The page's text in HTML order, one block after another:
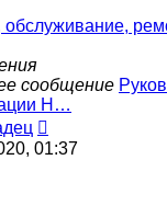
сообщению
обслуживание,
сообщение
H…
к
01:37